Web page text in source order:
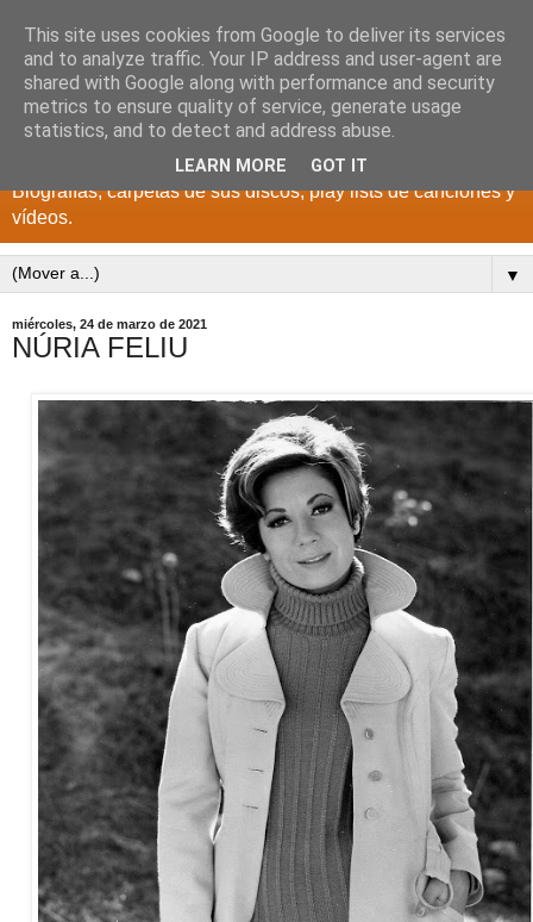
DISCOS PARA EL
RECUERDO
CANTANTES Y GRUPOS DE LOS AÑOS 1950 a 2022.
Biografías, carpetas de sus discos, play lists de canciones y
vídeos.
▼
miércoles, 24 de marzo de 2021
NÚRIA FELIU
This site uses cookies from Google to deliver its services
and to analyze traffic. Your IP address and user-agent are
shared with Google along with performance and security
metrics to ensure quality of service, generate usage
statistics, and to detect and address abuse.
LEARN MORE GOT IT